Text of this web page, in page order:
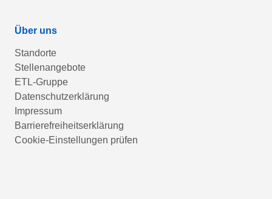
Über uns
Standorte
Stellenangebote
ETL-Gruppe
Datenschutzerklärung
Impressum
Barrierefreiheitserklärung
Cookie-Einstellungen prüfen